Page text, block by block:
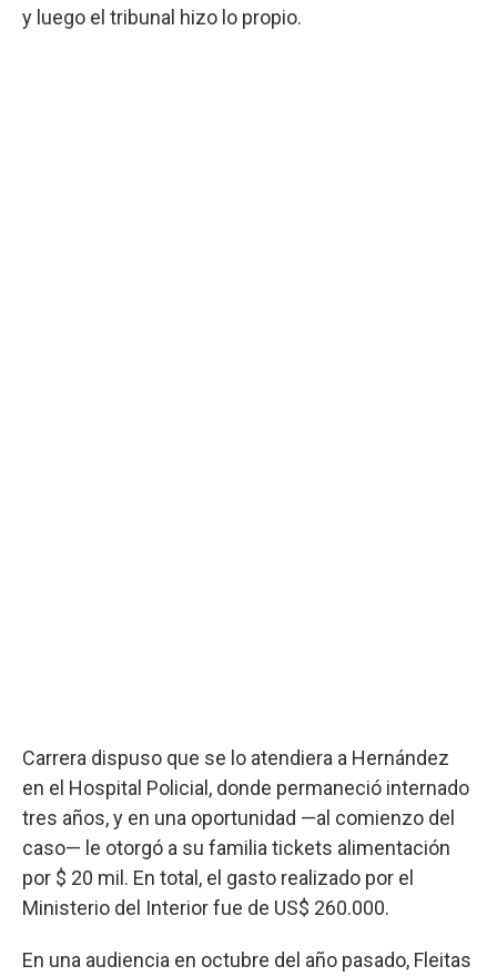
y luego el tribunal hizo lo propio.
Carrera dispuso que se lo atendiera a Hernández
en el Hospital Policial, donde permaneció internado
tres años, y en una oportunidad —al comienzo del
caso— le otorgó a su familia tickets alimentación
por $ 20 mil. En total, el gasto realizado por el
Ministerio del Interior fue de US$ 260.000.
En una audiencia en octubre del año pasado, Fleitas